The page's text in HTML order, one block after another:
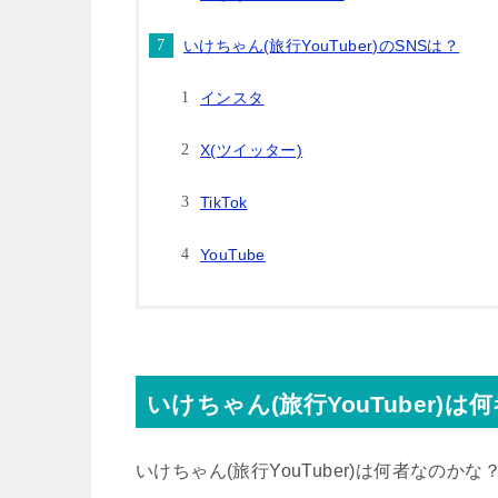
いけちゃん(旅行YouTuber)のSNSは？
インスタ
X(ツイッター)
TikTok
YouTube
いけちゃん(旅行YouTuber)は何
いけちゃん(旅行YouTuber)は何者なのかな？